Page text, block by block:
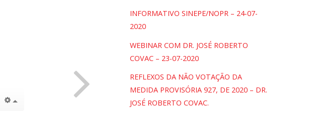
INFORMATIVO SINEPE/NOPR – 24-07-
2020
WEBINAR COM DR. JOSÉ ROBERTO
COVAC – 23-07-2020
REFLEXOS DA NÃO VOTAÇÃO DA
MEDIDA PROVISÓRIA 927, DE 2020 – DR.
JOSÉ ROBERTO COVAC.